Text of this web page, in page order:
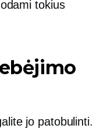
tokius
jo patobulinti.